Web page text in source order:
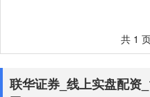
共 1
联华证券_线上实盘配资